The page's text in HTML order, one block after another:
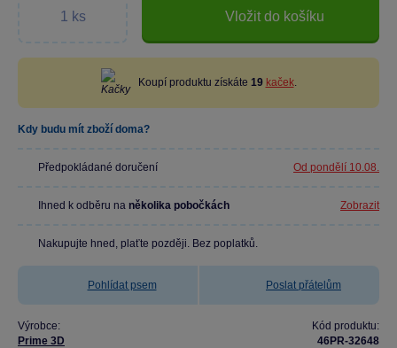
Vložit do košíku
Koupí produktu získáte 19 kaček.
Kdy budu mít zboží doma?
Předpokládané doručení Od pondělí 10.08.
Ihned k odběru na několika pobočkách Zobrazit
Nakupujte hned, plaťte později. Bez poplatků.
Pohlídat psem Poslat přátelům
Výrobce:
Prime 3D
Kód produktu:
46PR-32648